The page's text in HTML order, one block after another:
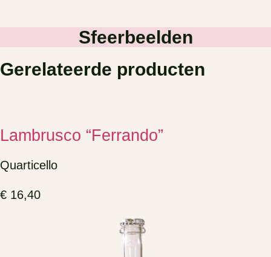
Sfeerbeelden
Gerelateerde producten
Lambrusco “Ferrando”
Quarticello
€ 16,40